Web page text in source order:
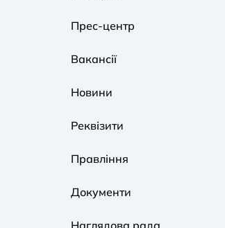
Прес-центр
Вакансії
Новини
Реквізити
Правління
Документи
Наглядова рада